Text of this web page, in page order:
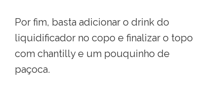
Por fim, basta adicionar o drink do
liquidificador no copo e finalizar o topo
com chantilly e um pouquinho de
paçoca.